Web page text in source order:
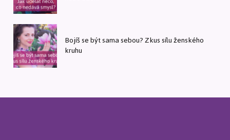
Bojíš se být sama sebou? Zkus sílu ženského
kruhu